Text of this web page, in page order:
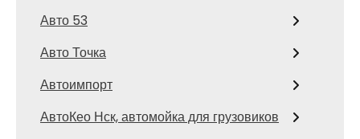
Авто 53
Авто Точка
Автоимпорт
АвтоКео Нск, автомойка для грузовиков